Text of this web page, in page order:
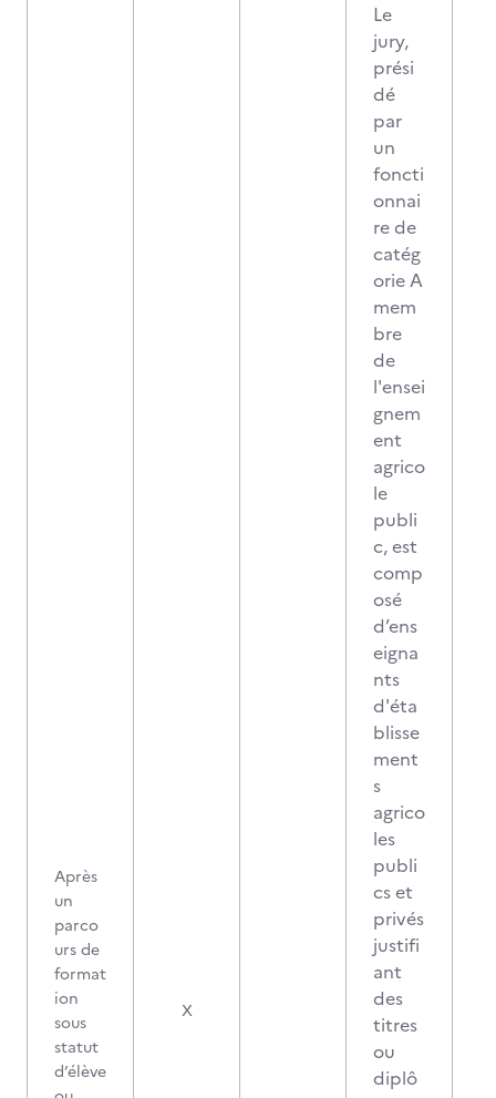
Après
un
parco
urs de
format
ion
sous
statut
d’élève
X
Le
jury,
prési
dé
par
un
foncti
onnai
re de
catég
orie A
mem
bre
de
l'ensei
gnem
ent
agrico
le
publi
c, est
comp
osé
d’ens
eigna
nts
d'éta
blisse
ment
s
agrico
les
publi
cs et
privés
justifi
ant
des
titres
ou
diplô